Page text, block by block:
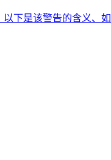
下是该警告的含义、